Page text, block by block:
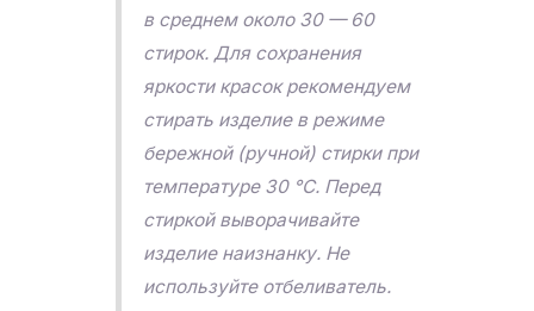
в среднем около 30 — 60
стирок. Для сохранения
яркости красок рекомендуем
стирать изделие в режиме
бережной (ручной) стирки при
температуре 30 °C. Перед
стиркой выворачивайте
изделие наизнанку. Не
используйте отбеливатель.